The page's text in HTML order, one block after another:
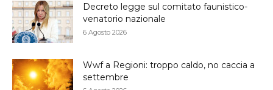
Decreto legge sul comitato faunistico-
venatorio nazionale
6 Agosto 2026
Wwf a Regioni: troppo caldo, no caccia a
settembre